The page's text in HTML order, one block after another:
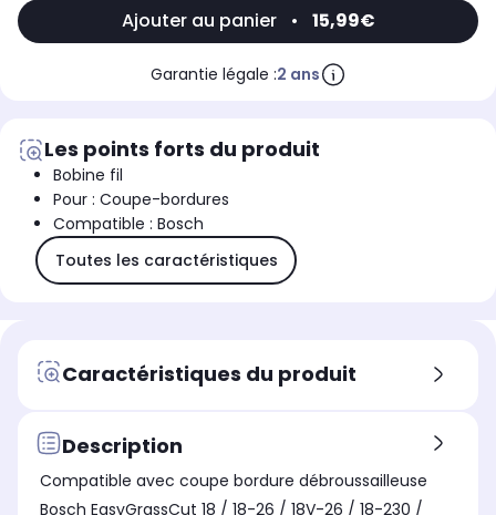
Ajouter au panier • 15,99€
Garantie légale :2 ans
Les points forts du produit
Bobine fil
Pour : Coupe-bordures
Compatible : Bosch
Toutes les caractéristiques
Caractéristiques du produit
Description
Compatible avec coupe bordure débroussailleuse
Bosch EasyGrassCut 18 / 18-26 / 18V-26 / 18-230 /